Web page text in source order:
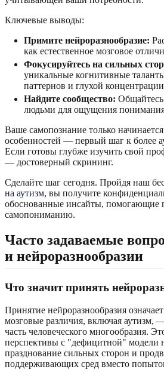
Ключевые выводы:
Примите нейроразнообразие:
как естественное мозговое
Фокусируйтесь на сильных
уникальные когнитивные
паттернов и глухой
Найдите сообщество:
людьми для ощущения
Ваше самопознание только
особенностей — первый шаг к более
Если готовы глубже изучить свой
— достоверный скрининг.
Сделайте шаг сегодня. Пройдя наш
на аутизм, вы получите
обоснованные инсайты, помогающие
самопониманию.
Часто задаваемые
и нейроразнообразии
Что значит принять
Принятие нейроразнообразия
мозговые различия, включая аутизм,
часть человеческого многообразия.
перспективы с "дефицитной" модели
празднование сильных сторон и
поддерживающих сред вместо